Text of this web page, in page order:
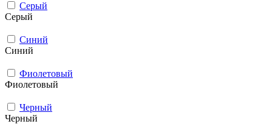
Серый
Серый
Синий
Синий
Фиолетовый
Фиолетовый
Черный
Черный